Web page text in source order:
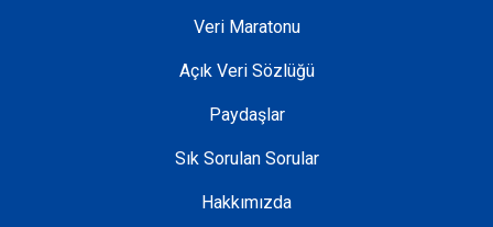
Veri Maratonu
Açık Veri Sözlüğü
Paydaşlar
Sık Sorulan Sorular
Hakkımızda